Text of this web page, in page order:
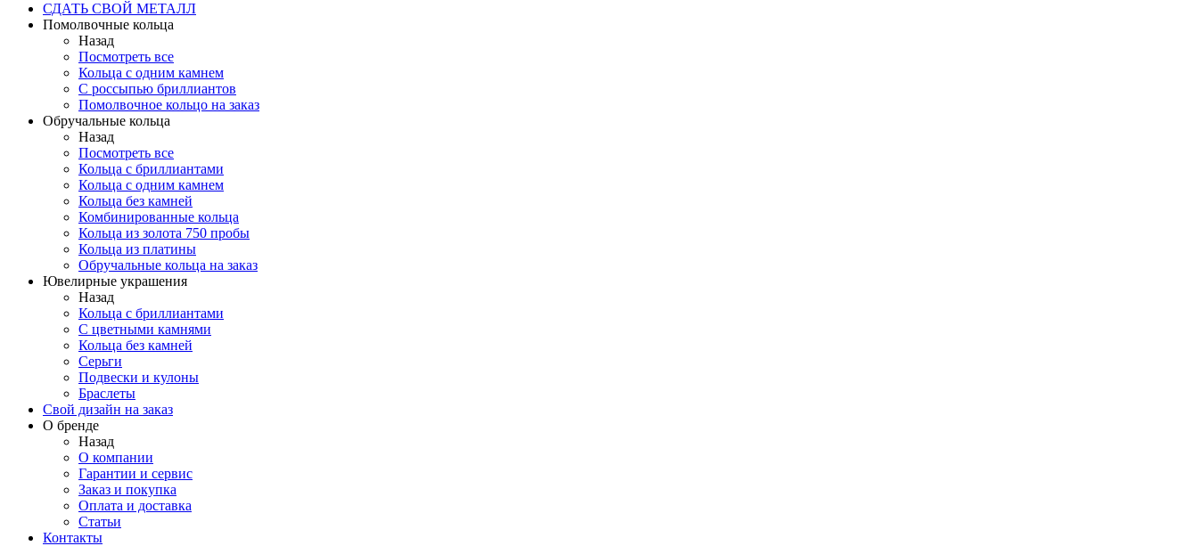
СДАТЬ СВОЙ МЕТАЛЛ
Помолвочные кольца
Назад
Посмотреть все
Кольца с одним камнем
С россыпью бриллиантов
Помолвочное кольцо на заказ
Обручальные кольца
Назад
Посмотреть все
Кольца с бриллиантами
Кольца с одним камнем
Кольца без камней
Комбинированные кольца
Кольца из золота 750 пробы
Кольца из платины
Обручальные кольца на заказ
Ювелирные украшения
Назад
Кольца с бриллиантами
С цветными камнями
Кольца без камней
Серьги
Подвески и кулоны
Браслеты
Свой дизайн на заказ
О бренде
Назад
О компании
Гарантии и сервис
Заказ и покупка
Оплата и доставка
Статьи
Контакты